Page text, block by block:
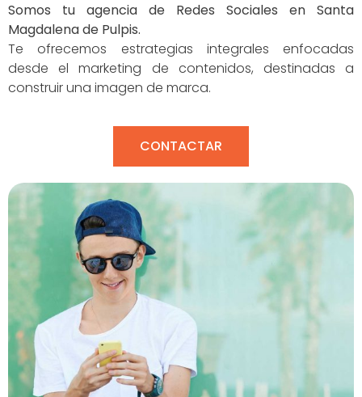
Somos tu agencia de Redes Sociales en Santa
Magdalena de Pulpis.
Te ofrecemos estrategias integrales enfocadas
desde el marketing de contenidos, destinadas a
construir una imagen de marca.
CONTACTAR